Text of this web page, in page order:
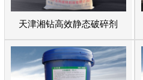
天津湘钻高效静态破碎剂